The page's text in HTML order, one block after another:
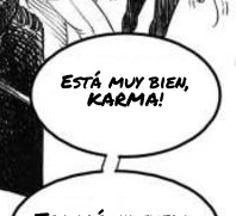
Está muy bien,
KARMA!